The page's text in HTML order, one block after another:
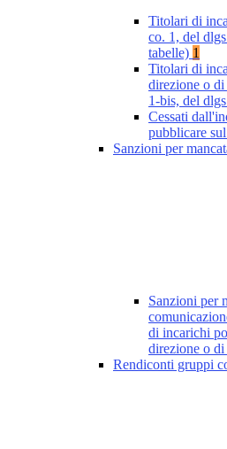
Titolari di
co. 1, del
tabelle) 1
Titolari di
direzione o
1-bis, del
Cessati
pubblicare
Sanzioni per
Sanzioni per
di incarichi
direzione o
Rendiconti gruppi